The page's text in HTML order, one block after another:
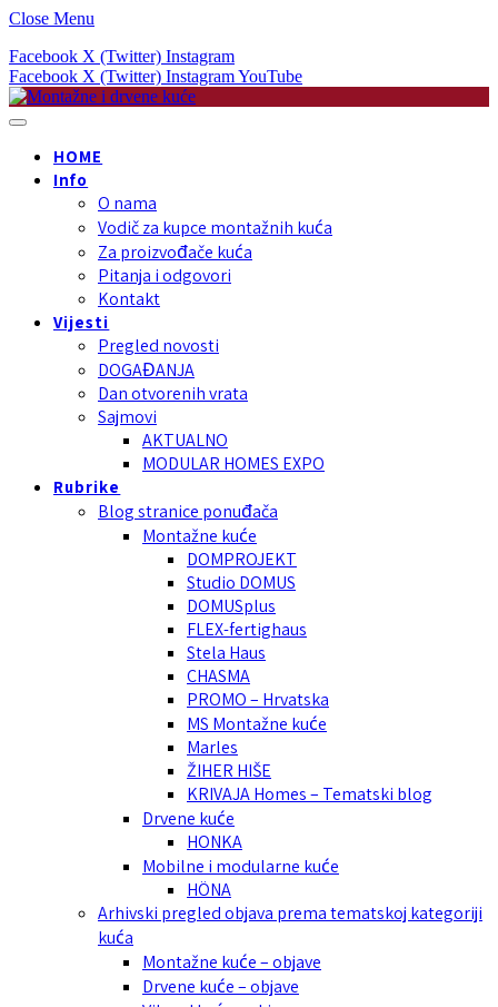
Close Menu
Facebook X (Twitter) Instagram
Facebook X (Twitter) InstagramYouTube
HOME
Info
O nama
Vodič za kupce montažnih kuća
Za proizvođače kuća
Pitanja i odgovori
Kontakt
Vijesti
Pregled novosti
DOGAĐANJA
Dan otvorenih vrata
Sajmovi
AKTUALNO
MODULAR HOMES EXPO
Rubrike
Blog stranice ponuđača
Montažne kuće
DOMPROJEKT
Studio DOMUS
DOMUSplus
FLEX-fertighaus
Stela Haus
CHASMA
PROMO – Hrvatska
MS Montažne kuće
Marles
ŽIHER HIŠE
KRIVAJA Homes – Tematski blog
Drvene kuće
HONKA
Mobilne i modularne kuće
HÖNA
Arhivski pregled objava prema tematskoj kategoriji
kuća
Montažne kuće – objave
Drvene kuće – objave